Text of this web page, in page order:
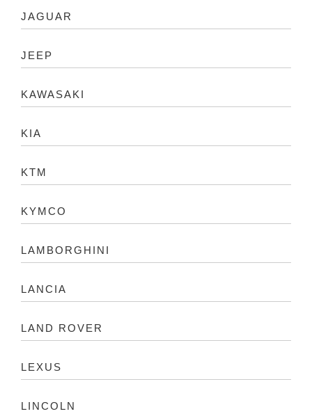
JAGUAR
JEEP
KAWASAKI
KIA
KTM
KYMCO
LAMBORGHINI
LANCIA
LAND ROVER
LEXUS
LINCOLN